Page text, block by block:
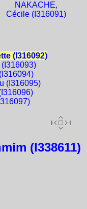
NAKACHE,
Cécile (I316091)
(I316092)
(I316095)
(I338611)